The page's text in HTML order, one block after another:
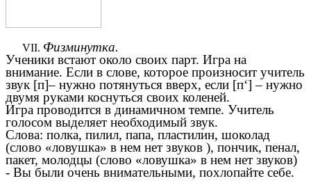
Физминутка.
Ученики встают около своих парт. Игра на
внимание. Если в слове, которое произносит учитель
звук [п]– нужно потянуться вверх, если [п‘] – нужно
двумя руками коснуться своих коленей.
Игра проводится в динамичном темпе. Учитель
голосом выделяет необходимый звук.
Слова: полка, пилил, папа, пластилин, шоколад
(слово «ловушка» в нем нет звуков ), пончик, пенал,
пакет, молодцы (слово «ловушка» в нем нет звуков)
- Вы были очень внимательными, похлопайте себе.